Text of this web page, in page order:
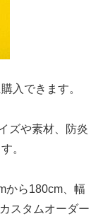
入できます。
ズや素材、防炎
。
から180cm、幅
スタムオーダー